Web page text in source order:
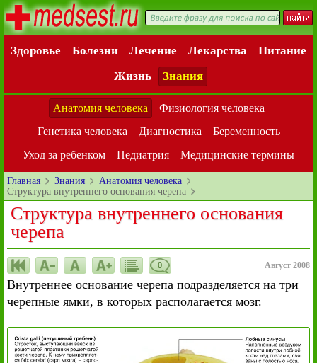
Здоровье Болезни Лечение Лекарства
Питание
Жизнь
Знания
Анатомия человека
Физиология человека
Генетика человека
Диагностика
Беременность
Уход за ребенком
Педиатрия Медицинские термины
Главная Знания
Анатомия человека
Структура внутреннего основания черепа
Структура внутреннего основания
черепа
0 Август 2008
Внутреннее основание черепа подразделяется на три
черепные ямки, в которых располагается мозг.